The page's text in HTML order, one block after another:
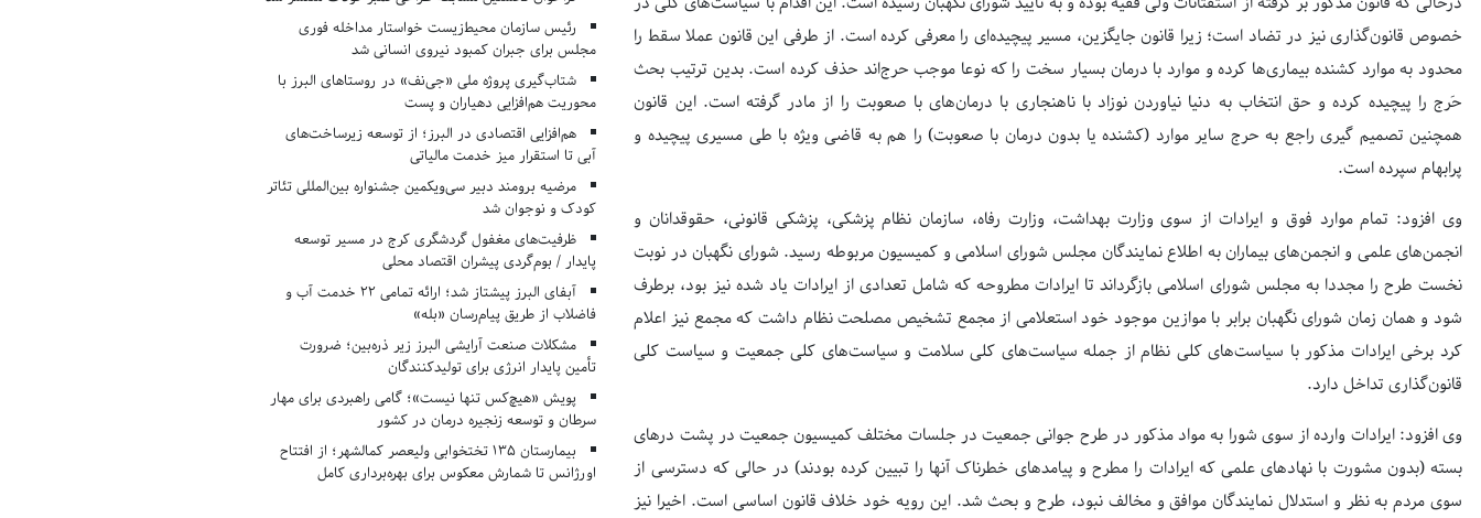
خصوص قانون‌گذاری نیز در تضاد است؛ زیرا قانون جایگزین، مسیر پیچیده‌ای را معرفی کرده است. از طرفی این قانون عملا سقط را
محدود به موارد کشنده بیماری‌ها کرده و موارد با درمان بسیار سخت را که نوعا موجب حرج‌اند حذف کرده است. بدین ترتیب بحث
حَرج را پیچیده کرده و حق انتخاب به دنیا نیاوردن نوزاد با ناهنجاری با درمان‌های با صعوبت را از مادر گرفته است. این قانون
همچنین تصمیم گیری راجع به حرج سایر موارد (کشنده یا بدون درمان با صعوبت) را هم به قاضی ویژه با طی مسیری پیچیده و
پرابهام سپرده است.
وی افزود: تمام موارد فوق و ایرادات از سوی وزارت بهداشت، وزارت رفاه، سازمان نظام پزشکی، پزشکی قانونی، حقوقدانان و
انجمن‌های علمی و انجمن‌های بیماران به اطلاع نمایندگان مجلس شورای اسلامی و کمیسیون مربوطه رسید. شورای نگهبان در نوبت
نخست طرح را مجددا به مجلس شورای اسلامی بازگرداند تا ایرادات مطروحه که شامل تعدادی از ایرادات یاد شده نیز بود، برطرف
شود و همان زمان شورای نگهبان برابر با موازین موجود خود استعلامی از مجمع تشخیص مصلحت نظام داشت که مجمع نیز اعلام
کرد برخی ایرادات مذکور با سیاست‌های کلی نظام از جمله سیاست‌های کلی سلامت و سیاست‌های کلی جمعیت و سیاست کلی
قانون‌گذاری تداخل دارد.
وی افزود: ایرادات وارده از سوی شورا به مواد مذکور در طرح جوانی جمعیت در جلسات مختلف کمیسیون جمعیت در پشت درهای
بسته (بدون مشورت با نهادهای علمی که ایرادات را مطرح و پیامدهای خطرناک آنها را تبیین کرده بودند) در حالی که دسترسی از
سوی مردم به نظر و استدلال نمایندگان موافق و مخالف نبود، طرح و بحث شد. این رویه خود خلاف قانون اساسی است. اخیرا نیز
رئیس سازمان محیط‌زیست خواستار مداخله فوری
مجلس برای جبران کمبود نیروی انسانی شد
شتاب‌گیری پروژه ملی «جی‌نف» در روستاهای البرز با
محوریت هم‌افزایی دهیاران و پست
هم‌افزایی اقتصادی در البرز؛ از توسعه زیرساخت‌های
آبی تا استقرار میز خدمت مالیاتی
مرضیه برومند دبیر سی‌ویکمین جشنواره بین‌المللی تئاتر
کودک و نوجوان شد
ظرفیت‌های مغفول گردشگری کرج در مسیر توسعه
پایدار / بوم‌گردی پیشران اقتصاد محلی
آبفای البرز پیشتاز شد؛ ارائه تمامی ۲۲ خدمت آب و
فاضلاب از طریق پیام‌رسان «بله»
مشکلات صنعت آرایشی البرز زیر ذره‌بین؛ ضرورت
تأمین پایدار انرژی برای تولیدکنندگان
پویش «هیچ‌کس تنها نیست»؛ گامی راهبردی برای مهار
سرطان و توسعه زنجیره درمان در کشور
بیمارستان ۱۳۵ تختخوابی ولیعصر کمالشهر؛ از افتتاح
اورژانس تا شمارش معکوس برای بهره‌برداری کامل